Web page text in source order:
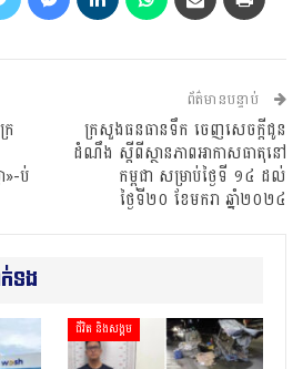
»-ប់
ព័ត៌មានបន្ទាប់
ក្រសួងធនធានទឹក ចេញសេចក្ដីជូន
ដំណឹង ស្ដីពីស្ថានភាពអាកាសធាតុនៅ
កម្ពុជា សម្រាប់ថ្ងៃទី ១៤ ដល់
ថ្ងៃទី២០ ខែមករា ឆ្នាំ២០២៤
ទង
ជីវិត និងសង្គម